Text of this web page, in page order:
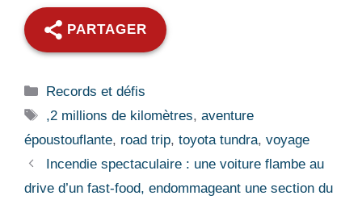
PARTAGER
Catégories
Records et défis
Étiquettes
,2 millions de kilomètres,aventure
époustouflante, road trip, toyota tundra, voyage
Incendie spectaculaire : une voiture flambe au
drive d’un fast-food, endommageant une section du